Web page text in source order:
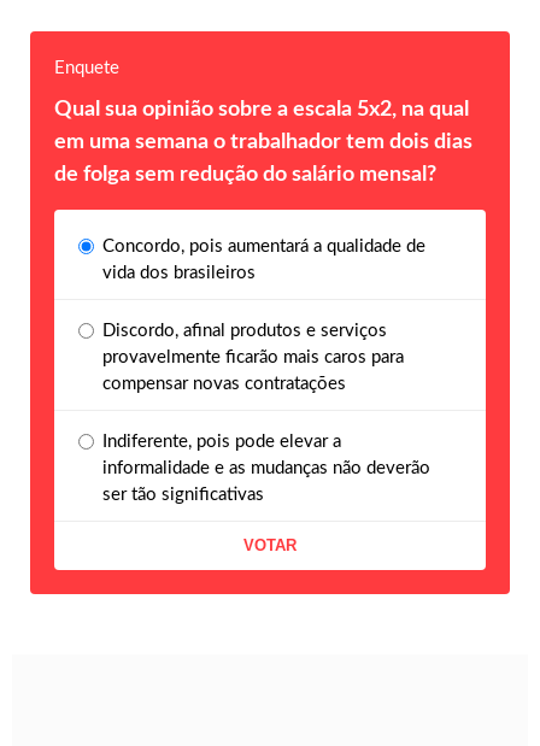
Enquete
Qual sua opinião sobre a escala 5x2, na qual
em uma semana o trabalhador tem dois dias
de folga sem redução do salário mensal?
Concordo, pois aumentará a qualidade de
vida dos brasileiros
Discordo, afinal produtos e serviços
provavelmente ficarão mais caros para
compensar novas contratações
Indiferente, pois pode elevar a
informalidade e as mudanças não deverão
ser tão significativas